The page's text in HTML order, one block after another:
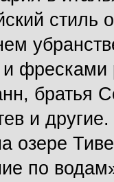
стиль
фресками
братья
и
озере
по